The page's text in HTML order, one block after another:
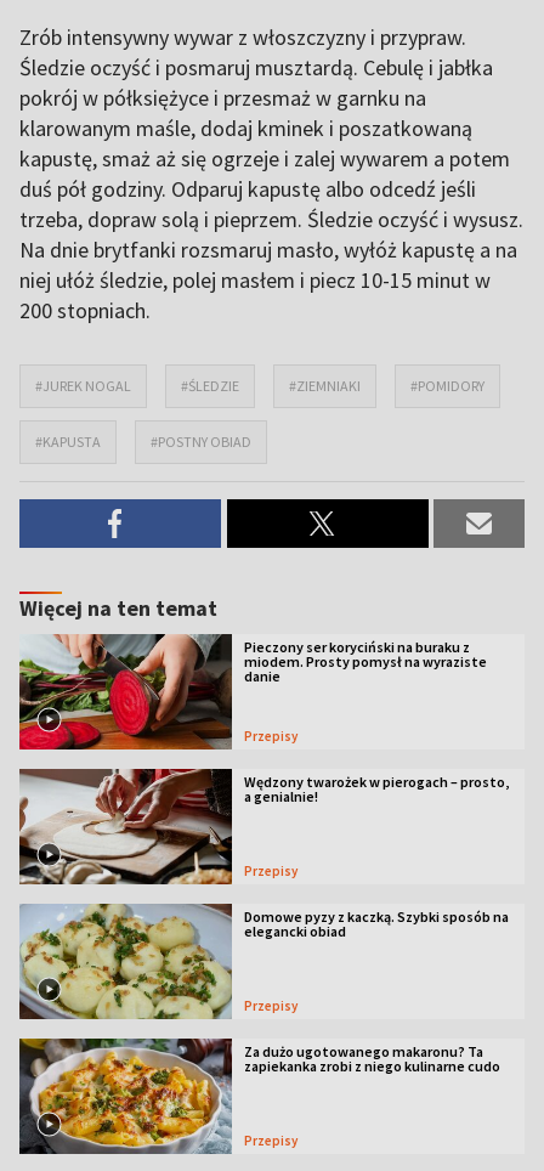
Zrób intensywny wywar z włoszczyzny i przypraw.
Śledzie oczyść i posmaruj musztardą. Cebulę i jabłka
pokrój w półksiężyce i przesmaż w garnku na
klarowanym maśle, dodaj kminek i poszatkowaną
kapustę, smaż aż się ogrzeje i zalej wywarem a potem
duś pół godziny. Odparuj kapustę albo odcedź jeśli
trzeba, dopraw solą i pieprzem. Śledzie oczyść i wysusz.
Na dnie brytfanki rozsmaruj masło, wyłóż kapustę a na
niej ułóż śledzie, polej masłem i piecz 10-15 minut w
200 stopniach.
#JUREK NOGAL #ŚLEDZIE #ZIEMNIAKI #POMIDORY
#KAPUSTA #POSTNY OBIAD
Więcej na ten temat
Pieczony ser koryciński na buraku z
miodem. Prosty pomysł na wyraziste
danie
Przepisy
Wędzony twarożek w pierogach – prosto,
a genialnie!
Przepisy
Domowe pyzy z kaczką. Szybki sposób na
elegancki obiad
Przepisy
Za dużo ugotowanego makaronu? Ta
zapiekanka zrobi z niego kulinarne cudo
Przepisy